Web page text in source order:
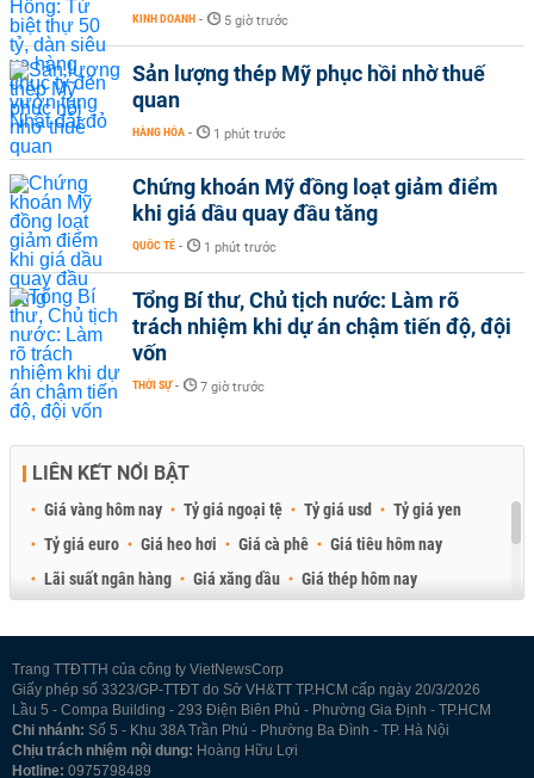
KINH DOANH - 5 giờ trước
Sản lượng thép Mỹ phục hồi nhờ thuế
quan
HÀNG HÓA - 1 phút trước
Chứng khoán Mỹ đồng loạt giảm điểm
khi giá dầu quay đầu tăng
QUỐC TẾ - 1 phút trước
Tổng Bí thư, Chủ tịch nước: Làm rõ
trách nhiệm khi dự án chậm tiến độ, đội
vốn
THỜI SỰ - 7 giờ trước
LIÊN KẾT NỔI BẬT
Giá vàng hôm nay Tỷ giá ngoại tệ Tỷ giá usd
Tỷ giá yen
Tỷ giá euro
Giá heo hơi Giá cà phê
Giá tiêu hôm nay
Lãi suất ngân hàng
Giá xăng dầu
Giá thép hôm nay
Trang TTĐTTH của công ty VietNewsCorp
Giấy phép số 3323/GP-TTĐT do Sở VH&TT TP.HCM cấp ngày 20/3/2026
Lầu 5 - Compa Building - 293 Điện Biên Phủ - Phường Gia Định - TP.HCM
Chi nhánh: Số 5 - Khu 38A Trần Phú - Phường Ba Đình - TP. Hà Nội
Chịu trách nhiệm nội dung: Hoàng Hữu Lợi
Hotline: 0975798489